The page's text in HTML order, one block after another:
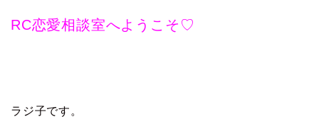
RC恋愛相談室へようこそ♡
ラジ子です。